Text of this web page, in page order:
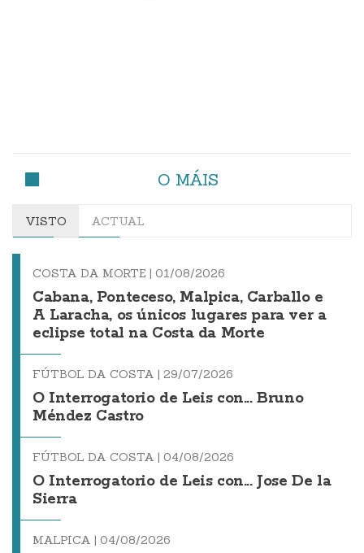
O MÁIS
VISTO ACTUAL
COSTA DA MORTE | 01/08/2026
Cabana, Ponteceso, Malpica, Carballo e
A Laracha, os únicos lugares para ver a
eclipse total na Costa da Morte
FÚTBOL DA COSTA | 29/07/2026
O Interrogatorio de Leis con... Bruno
Méndez Castro
FÚTBOL DA COSTA | 04/08/2026
O Interrogatorio de Leis con... Jose De la
Sierra
MALPICA | 04/08/2026